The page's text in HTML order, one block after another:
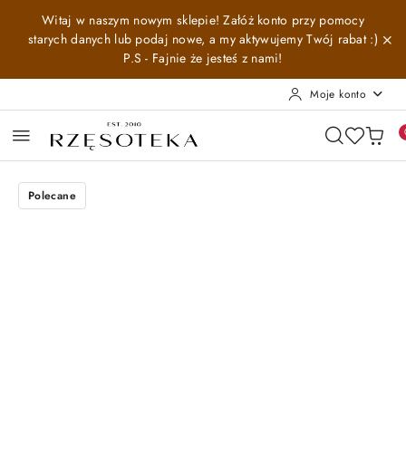
Przejdź do treści głównej
Przejdź do wyszukiwarki
Przejdź do moje konto
Przejdź do menu głównego
Przejdź do opisu produktu
Przejdź do stopki
Witaj w naszym nowym sklepie! Załóż konto przy pomocy
starych danych lub podaj nowe, a my aktywujemy Twój rabat :)
P.S - Fajnie że jesteś z nami!
Moje konto
Polecane